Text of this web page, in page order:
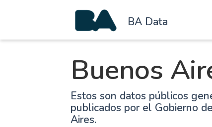
BA Data
Buenos
Estos son datos públicos
publicados por el Gobierno
Aires.